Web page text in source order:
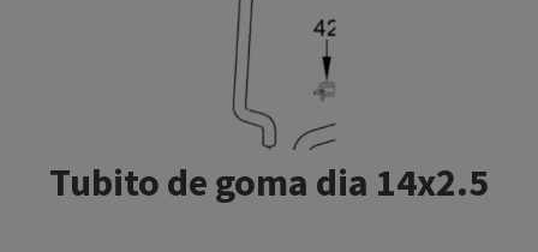
Tubito de goma dia 14x2.5